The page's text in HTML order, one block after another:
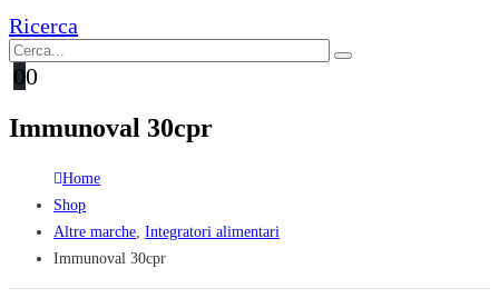
Ricerca
00
Immunoval 30cpr
Home
Shop
Altre marche, Integratori alimentari
Immunoval 30cpr